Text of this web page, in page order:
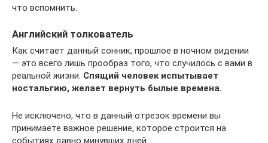
что вспомнить.
Английский толкователь
Как считает данный сонник, прошлое в ночном видении
— это всего лишь прообраз того, что случилось с вами в
реальной жизни. Спящий человек испытывает
ностальгию, желает вернуть былые времена.
Не исключено, что в данный отрезок времени вы
принимаете важное решение, которое строится на
событиях давно минувших дней.